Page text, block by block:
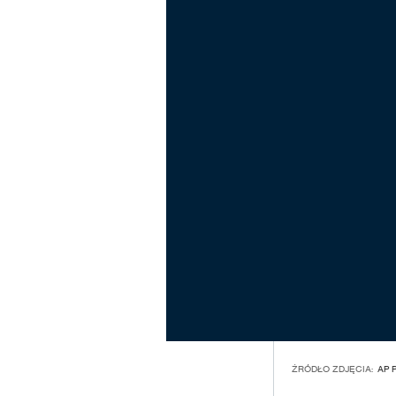
ŹRÓDŁO ZDJĘCIA: AP